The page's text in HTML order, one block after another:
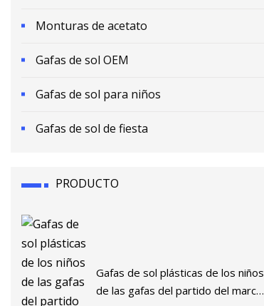
Monturas de acetato
Gafas de sol OEM
Gafas de sol para niños
Gafas de sol de fiesta
PRODUCTO
Gafas de sol plásticas de los niños
de las gafas del partido del marco